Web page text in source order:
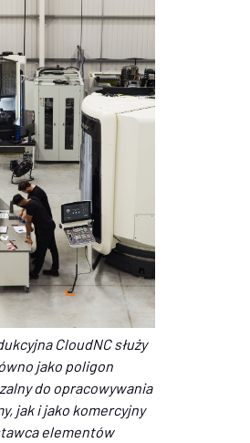
CloudNC służy
jako poligon
do opracowywania
jak i jako komercyjny
elementów